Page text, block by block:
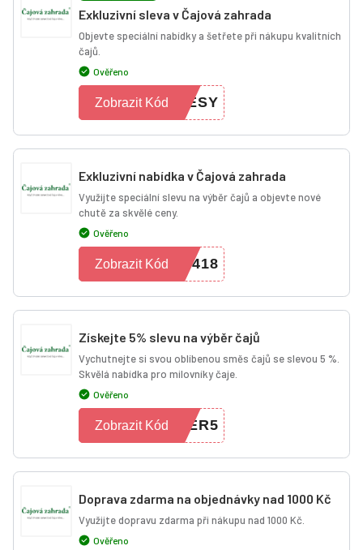
Exkluzivní sleva v Čajová zahrada
Objevte speciální nabídky a šetřete při nákupu kvalitních
čajů.
Ověřeno
TESY
Zobrazit Kód
Exkluzivní nabídka v Čajová zahrada
Využijte speciální slevu na výběr čajů a objevte nové
chutě za skvělé ceny.
Ověřeno
6418
Zobrazit Kód
Získejte 5% slevu na výběr čajů
Vychutnejte si svou oblíbenou směs čajů se slevou 5 %.
Skvělá nabídka pro milovníky čaje.
Ověřeno
PER5
Zobrazit Kód
Doprava zdarma na objednávky nad 1000 Kč
Využijte dopravu zdarma při nákupu nad 1000 Kč.
Ověřeno